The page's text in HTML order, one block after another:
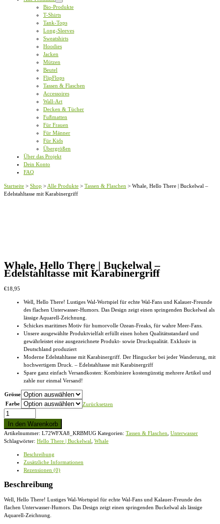
Bio-Produkte
T-Shirts
Tank-Tops
Long-Sleeves
Sweatshirts
Hoodies
Jacken
Mützen
Beutel
FlipFlops
Tassen & Flaschen
Accessoires
Wall-Art
Decken & Tücher
Fußmatten
Für Frauen
Für Männer
Für Kids
Übergrößen
Über das Projekt
Dein Konto
FAQ
Startseite > Shop > Alle Produkte > Tassen & Flaschen > Whale, Hello There | Buckelwal –
Edelstahltasse mit Karabinergriff
Whale, Hello There | Buckelwal –
Edelstahltasse mit Karabinergriff
€18,95
Well, Hello There! Lustiges Wal-Wortspiel für echte Wal-Fans und Kalauer-Freunde
des flachen Unterwasser-Humors. Das Design zeigt einen springenden Buckelwal als
lässige Aquarell-Zeichnung.
Schickes maritimes Motiv für humorvolle Ozean-Freaks, für wahre Meer-Fans.
Unsere ausgewählte Produktvielfalt erfüllt einen hohen Qualitätsstandard und
gewährleistet eine ausgezeichnete Produkt- sowie Druckqualität. Exklusiv in
Deutschland produziert
Moderne Edelstahltasse mit Karabinergriff. Der Hingucker bei jeder Wanderung, mit
hochwertigem Druck. – Edelstahltasse mit Karabinergriff
Spare ganz einfach Versandkosten: Kombiniere kostengünstig mehrere Artikel und
zahle nur einmal Versand!
Grösse
Farbe
Zurücksetzen
Whale,
Hello
There
|
Buckelwal
Edelstahltasse
Menge
In den Warenkorb
Artikelnummer: L72WFXA8_KRBMUG Kategorien: Tassen & Flaschen Unterwasser
Schlagwörter: Hello There | Buckelwal Whale
Beschreibung
Zusätzliche Informationen
Rezensionen (0)
Beschreibung
Well, Hello There! Lustiges Wal-Wortspiel für echte Wal-Fans und Kalauer-Freunde des
flachen Unterwasser-Humors. Das Design zeigt einen springenden Buckelwal als lässige
Aquarell-Zeichnung.